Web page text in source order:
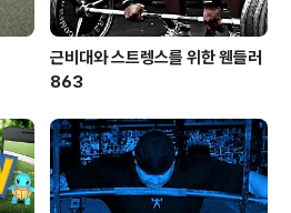
근비대와 스트렝스를 위한 웬들러
863